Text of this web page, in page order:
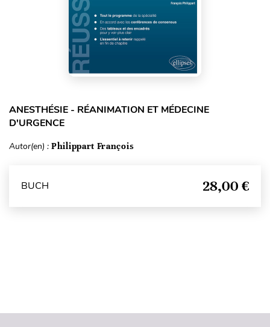
ANESTHÉSIE - RÉANIMATION ET MÉDECINE
D'URGENCE
Autor(en) : Philippart François
BUCH 28,00 €